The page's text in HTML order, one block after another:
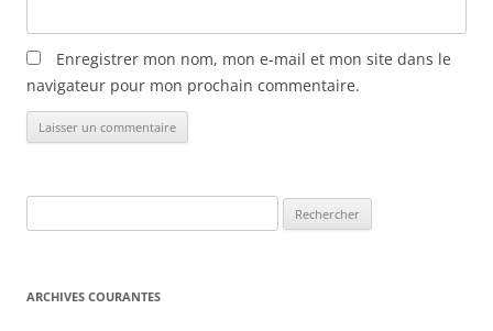
Enregistrer mon nom, mon e-mail et mon site dans le
navigateur pour mon prochain commentaire.
ARCHIVES COURANTES